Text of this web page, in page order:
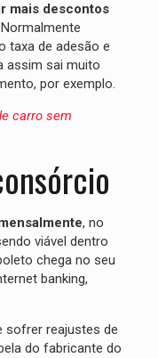
mais descontos
taxa de adesão e
assim sai muito
por exemplo.
carro sem
, no
viável dentro
chega no seu
banking,
sofrer reajustes de
do fabricante do